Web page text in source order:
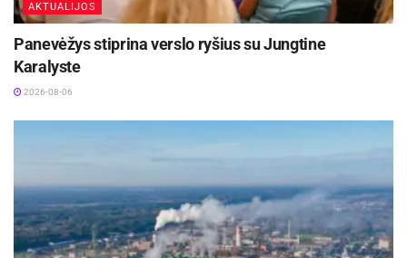
AKTUALIJOS
Panevėžys stiprina verslo ryšius su Jungtine
Karalyste
2026-08-06